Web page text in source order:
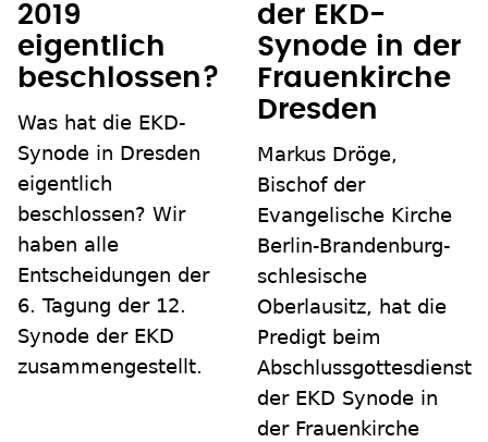
2019
eigentlich
beschlossen?
Was hat die EKD-
Synode in Dresden
eigentlich
beschlossen? Wir
haben alle
Entscheidungen der
6. Tagung der 12.
Synode der EKD
zusammengestellt.
der EKD-
Synode in der
Frauenkirche
Dresden
Markus Dröge,
Bischof der
Evangelische Kirche
Berlin-Brandenburg-
schlesische
Oberlausitz, hat die
Predigt beim
Abschlussgottesdienst
der EKD Synode in
der Frauenkirche